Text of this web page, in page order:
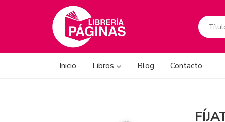
Inicio Libros Blog Contacto